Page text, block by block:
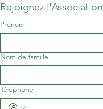
Rejoignez
Prénom
Nom de famille
Téléphone